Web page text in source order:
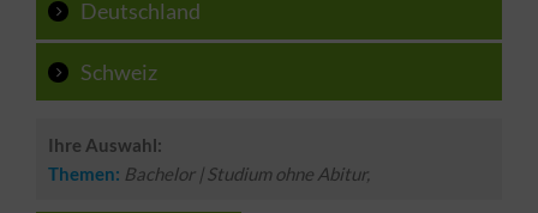
Deutschland
Schweiz
Ihre Auswahl:
Themen: Bachelor | Studium ohne Abitur,